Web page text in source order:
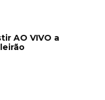
AO VIVO a